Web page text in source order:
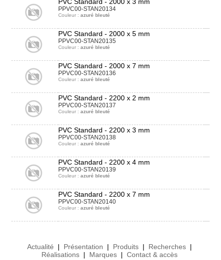
PPVC00-STAN20134
Couleur : azuré bleuté
PVC Standard - 2000 x 5 mm
PPVC00-STAN20135
Couleur : azuré bleuté
PVC Standard - 2000 x 7 mm
PPVC00-STAN20136
Couleur : azuré bleuté
PVC Standard - 2200 x 2 mm
PPVC00-STAN20137
Couleur : azuré bleuté
PVC Standard - 2200 x 3 mm
PPVC00-STAN20138
Couleur : azuré bleuté
PVC Standard - 2200 x 4 mm
PPVC00-STAN20139
Couleur : azuré bleuté
PVC Standard - 2200 x 7 mm
PPVC00-STAN20140
Couleur : azuré bleuté
Actualité | Présentation | Produits | Recherches |
Réalisations | Marques | Contact & accès